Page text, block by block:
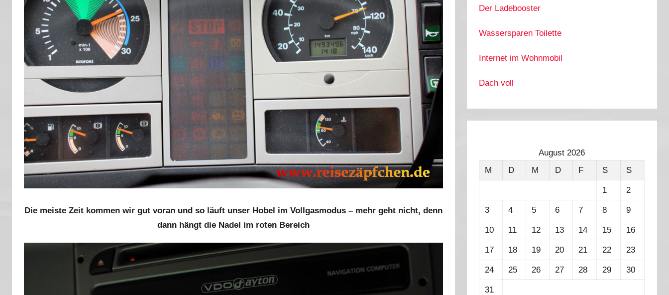
Die meiste Zeit kommen wir gut voran und so läuft unser Hobel im Vollgasmodus – mehr geht nicht, denn
dann hängt die Nadel im roten Bereich
Der Ladebooster
Wassersparen Toilette
Internet im Wohnmobil
Dach voll
August 2026
M
D M D F S S
1 2
3 4 5 6 7 8 9
10 11 12 13 14 15 16
17 18 19 20 21 22 23
24 25 26 27 28 29 30
31